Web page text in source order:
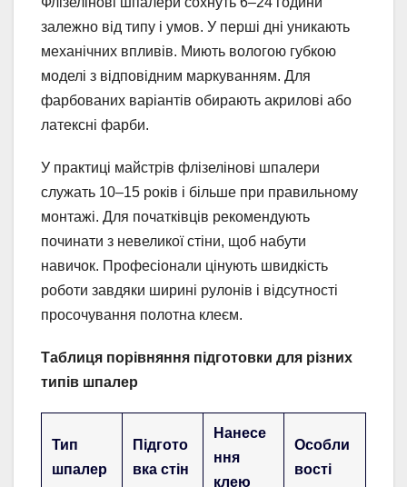
залежно від типу і умов. У перші дні уникають
механічних впливів. Миють вологою губкою
моделі з відповідним маркуванням. Для
фарбованих варіантів обирають акрилові або
латексні фарби.
У практиці майстрів флізелінові шпалери
служать 10–15 років і більше при правильному
монтажі. Для початківців рекомендують
починати з невеликої стіни, щоб набути
навичок. Професіонали цінують швидкість
роботи завдяки ширині рулонів і відсутності
просочування полотна клеєм.
Таблиця порівняння підготовки для різних
типів шпалер
Тип
шпалер
Підгото
вка стін
Нанесе
ння
клею
Особли
вості